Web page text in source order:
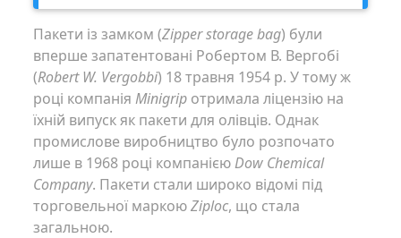
Пакети із замком (Zipper storage bag) були
вперше запатентовані Робертом В. Вергобі
(Robert W. Vergobbi) 18 травня 1954 р. У тому ж
році компанія Minigrip отримала ліцензію на
їхній випуск як пакети для олівців. Однак
промислове виробництво було розпочато
лише в 1968 році компанієюDow Chemical
Company. Пакети стали широко відомі під
торговельної маркоюZiploc, що стала
загальною.